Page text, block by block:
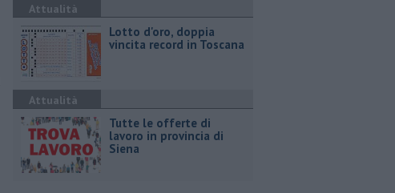
Attualità
Lotto d'oro, doppia
vincita record in Toscana
Attualità
​Tutte le offerte di
lavoro in provincia di
Siena